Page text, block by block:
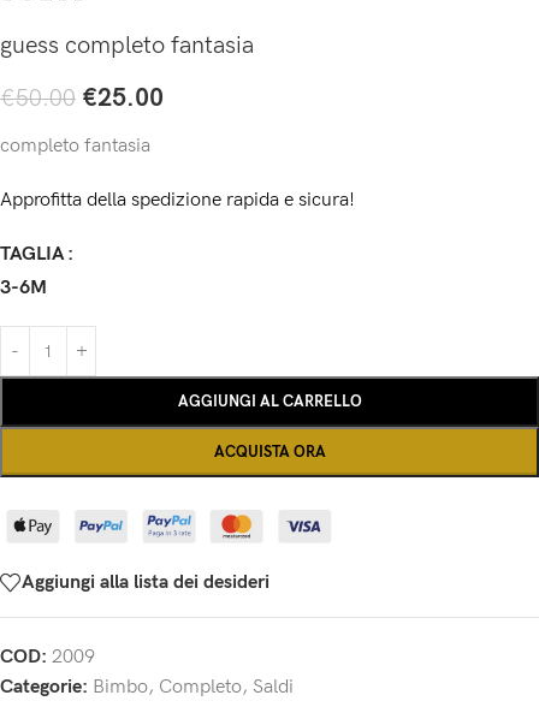
guess completo fantasia
€50.00 €25.00
completo fantasia
Approfitta della spedizione rapida e sicura!
TAGLIA
3-6M
AGGIUNGI AL CARRELLO
ACQUISTA ORA
Aggiungi alla lista dei desideri
COD: 2009
Categorie: Bimbo, Completo, Saldi